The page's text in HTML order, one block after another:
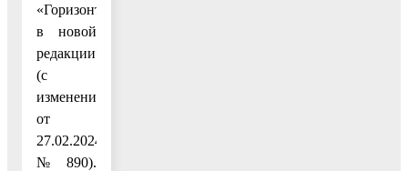
«Горизонт»
в новой
редакции»
(с
изменениями
от
27.02.2024
№ 890).